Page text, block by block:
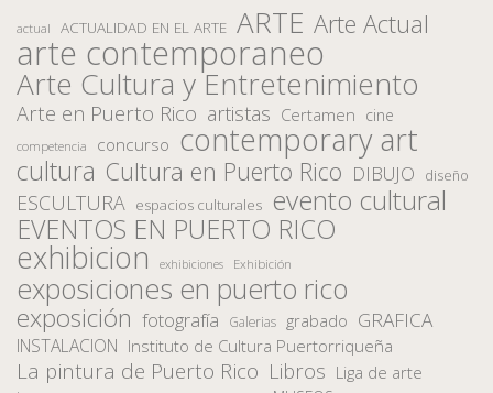
actual ACTUALIDAD EN EL ARTE ARTE Arte Actual
arte contemporaneo
Arte Cultura y Entretenimiento
Arte en Puerto Rico artistas Certamen cine
competencia concurso contemporary art
cultura Cultura en Puerto Rico DIBUJO diseño
ESCULTURA espacios culturales evento cultural
EVENTOS EN PUERTO RICO
exhibicion exhibiciones Exhibición
exposiciones en puerto rico
exposición fotografía Galerias grabado GRAFICA
INSTALACION Instituto de Cultura Puertorriqueña
La pintura de Puerto Rico Libros Liga de arte